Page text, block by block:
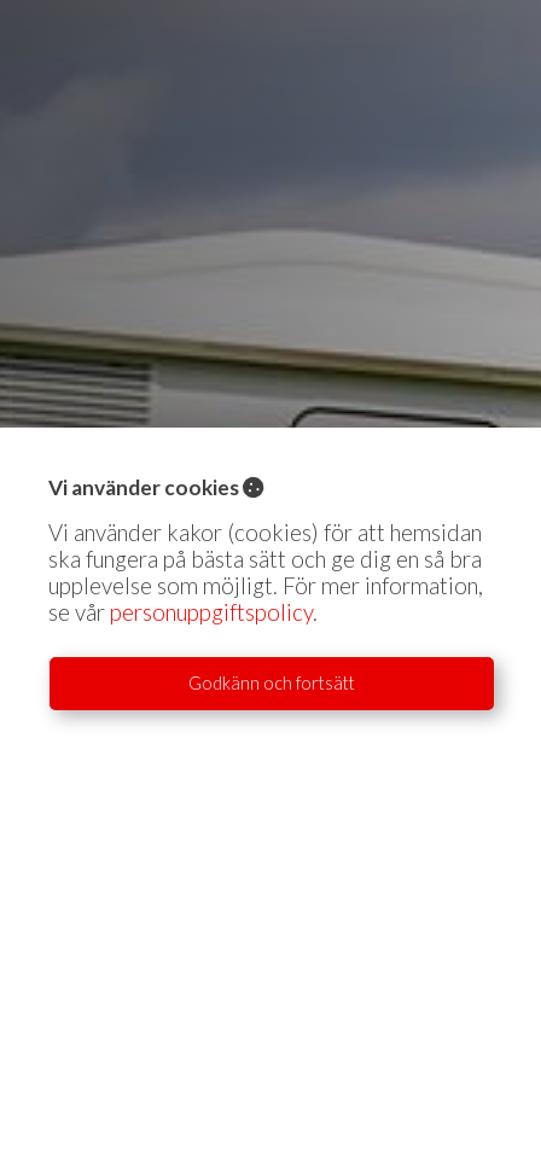
På gång in i hallen
Vi använder cookies
Vi använder kakor (cookies) för att hemsidan
ska fungera på bästa sätt och ge dig en så bra
upplevelse som möjligt. För mer information,
se vår personuppgiftspolicy.
Godkänn och fortsätt